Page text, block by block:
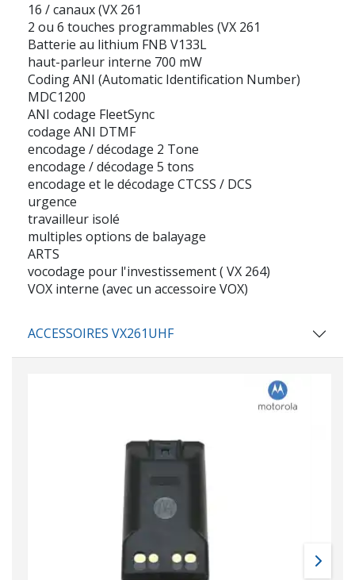
16 / canaux (VX 261
2 ou 6 touches programmables (VX 261
Batterie au lithium FNB V133L
haut-parleur interne 700 mW
Coding ANI (Automatic Identification Number)
MDC1200
ANI codage FleetSync
codage ANI DTMF
encodage / décodage 2 Tone
encodage / décodage 5 tons
encodage et le décodage CTCSS / DCS
urgence
travailleur isolé
multiples options de balayage
ARTS
vocodage pour l'investissement ( VX 264)
VOX interne (avec un accessoire VOX)
ACCESSOIRES VX261UHF